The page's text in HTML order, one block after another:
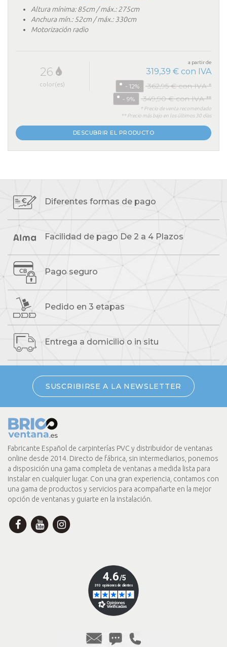
Altura mínima: 85cm / máx.: 275cm
Anchura mín.: 52cm / máx.: 330cm
Motorización radio
26
color(es)
a partir de
319,39 € con IVA
- 12% 362,95 € con IVA *
- 9% 349,90 € con IVA **
* Precio de venta recomendado
** Precio más bajo en los últimos 30 días
DESCUBRIR EL PRODUCTO
Diferentes formas de pago
Facilidad de pago De 2 a 4 Plazos
Pago seguro
Pedido en 3 etapas
Entrega a domicilio o in situ
SUSCRIBIRSE A LA NEWSLETTER
Fabricante Español de carpinterías PVC y distribuidor de ventanas
online desde 2014. Directo de fábrica, sin intermediarios, ponemos
a disposición una gama completa de ventanas a medida lista para
instalar en cualquier lugar. Con una gran experiencia, contamos con
una gama de productos y servicios para acompañarte en la mejor
opción de ventanas y guiarte en la instalación.